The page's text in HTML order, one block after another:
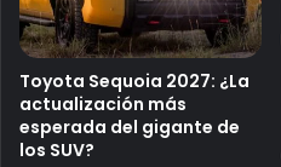
Toyota Sequoia 2027: ¿La
actualización más
esperada del gigante de
los SUV?